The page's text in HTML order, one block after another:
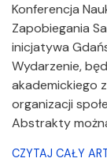
Konferencja
Zapobiegania
inicjatywa
Wydarzenie,
akademickiego
organizacji
Abstrakty
CZYTAJ CAŁY